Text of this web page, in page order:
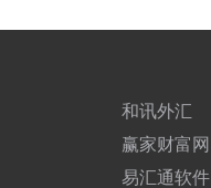
和讯外汇
赢家财富网
易汇通软件